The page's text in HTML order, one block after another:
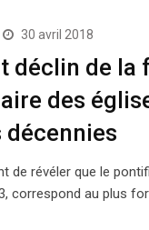
30 avril 2018
déclin de la
des
décennies
de révéler que le
correspond au plus